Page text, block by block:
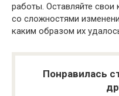
работы. Оставляйте свои
со сложностями
каким образом их
Понравилась